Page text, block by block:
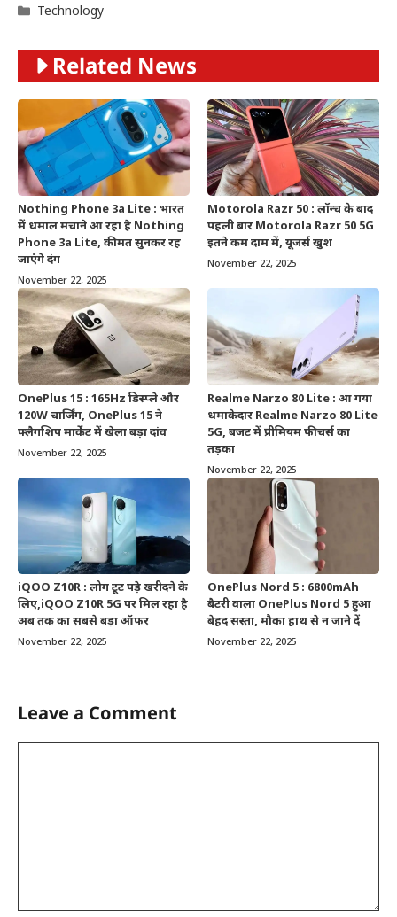
Categories
Technology
Related News
Nothing Phone 3a Lite : भारत
में धमाल मचाने आ रहा है Nothing
Phone 3a Lite, कीमत सुनकर रह
जाएंगे दंग
November 22, 2025
Motorola Razr 50 : लॉन्च के बाद
पहली बार Motorola Razr 50 5G
इतने कम दाम में, यूजर्स खुश
November 22, 2025
OnePlus 15 : 165Hz डिस्प्ले और
120W चार्जिंग, OnePlus 15 ने
फ्लैगशिप मार्केट में खेला बड़ा दांव
November 22, 2025
Realme Narzo 80 Lite : आ गया
धमाकेदार Realme Narzo 80 Lite
5G, बजट में प्रीमियम फीचर्स का
तड़का
November 22, 2025
iQOO Z10R : लोग टूट पड़े खरीदने के
लिए,iQOO Z10R 5G पर मिल रहा है
अब तक का सबसे बड़ा ऑफर
November 22, 2025
OnePlus Nord 5 : 6800mAh
बैटरी वाला OnePlus Nord 5 हुआ
बेहद सस्ता, मौका हाथ से न जाने दें
November 22, 2025
Leave a Comment